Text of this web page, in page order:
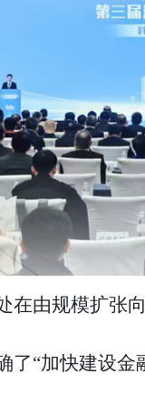
在由规模扩张
了“加快建设